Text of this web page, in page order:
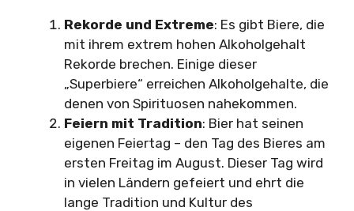
Rekorde und Extreme: Es gibt Biere, die
mit ihrem extrem hohen Alkoholgehalt
Rekorde brechen. Einige dieser
„Superbiere“ erreichen Alkoholgehalte, die
denen von Spirituosen nahekommen.
Feiern mit Tradition: Bier hat seinen
eigenen Feiertag – den Tag des Bieres am
ersten Freitag im August. Dieser Tag wird
in vielen Ländern gefeiert und ehrt die
lange Tradition und Kultur des